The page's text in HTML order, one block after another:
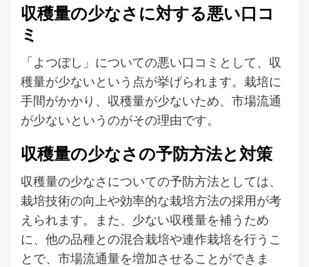
収穫量の少なさに対する悪い口コ
ミ
「よつぼし」についての悪い口コミとして、収
穫量が少ないという点が挙げられます。栽培に
手間がかかり、収穫量が少ないため、市場流通
が少ないというのがその理由です。
収穫量の少なさの予防方法と対策
収穫量の少なさについての予防方法としては、
栽培技術の向上や効率的な栽培方法の採用が考
えられます。また、少ない収穫量を補うため
に、他の品種との混合栽培や連作栽培を行うこ
とで、市場流通量を増加させることができま